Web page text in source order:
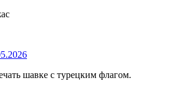
шавке с турецким флагом.